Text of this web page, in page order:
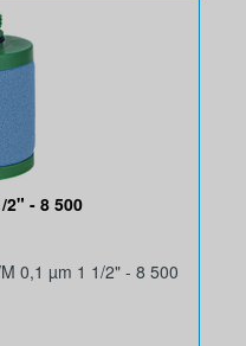
2" - 8 500
0,1 µm 1 1/2" - 8 500